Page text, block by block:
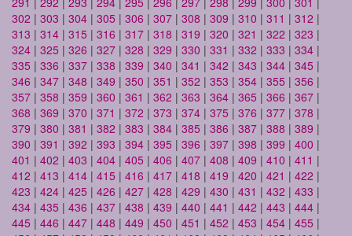
302 | 303 | 304 | 305 | 306 | 307 | 308 | 309 | 310 | 311 | 312 |
313 | 314 | 315 | 316 | 317 | 318 | 319 | 320 | 321 | 322 | 323 |
324 | 325 | 326 | 327 | 328 | 329 | 330 | 331 | 332 | 333 | 334 |
335 | 336 | 337 | 338 | 339 | 340 | 341 | 342 | 343 | 344 | 345 |
346 | 347 | 348 | 349 | 350 | 351 | 352 | 353 | 354 | 355 | 356 |
357 | 358 | 359 | 360 | 361 | 362 | 363 | 364 | 365 | 366 | 367 |
368 | 369 | 370 | 371 | 372 | 373 | 374 | 375 | 376 | 377 | 378 |
379 | 380 | 381 | 382 | 383 | 384 | 385 | 386 | 387 | 388 | 389 |
390 | 391 | 392 | 393 | 394 | 395 | 396 | 397 | 398 | 399 | 400 |
401 | 402 | 403 | 404 | 405 | 406 | 407 | 408 | 409 | 410 | 411 |
412 | 413 | 414 | 415 | 416 | 417 | 418 | 419 | 420 | 421 | 422 |
423 | 424 | 425 | 426 | 427 | 428 | 429 | 430 | 431 | 432 | 433 |
434 | 435 | 436 | 437 | 438 | 439 | 440 | 441 | 442 | 443 | 444 |
445 | 446 | 447 | 448 | 449 | 450 | 451 | 452 | 453 | 454 | 455 |